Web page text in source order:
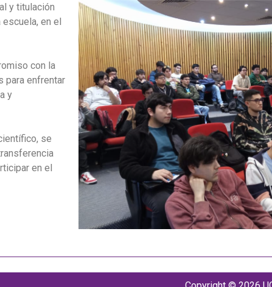
y titulación
en el
con la
para enfrentar
y
se
en el